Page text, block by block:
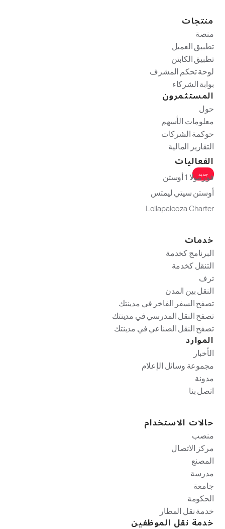
منتجات
منصة
تطبيق العميل
تطبيق الكابتن
لوحة تحكم المشرف
بوابة الشركاء
المستثمرون
حول
معلومات الأسهم
حوكمة الشركات
التقارير المالية
الفعاليات
جديد
فورمولا 1 أوستن
أوستن سيتي ليمتس
Lollapalooza Charter
خدمات
البرنامج كخدمة
التنقل كخدمة
ترف
النقل بين المدن
تصفح السفر الفاخر في مدينتك
تصفح النقل المدرسي في مدينتك
تصفح النقل الصناعي في مدينتك
الموارد
الأخبار
مجموعة وسائل الإعلام
مدونة
اتصل بنا
حالات الاستخدام
منصب
مركز الاتصال
المصنع
مدرسة
جامعة
الحكومة
خدمة نقل المطار
خدمة نقل الموظفين